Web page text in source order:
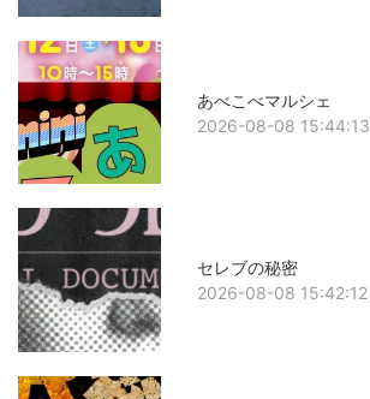
あべこべマルシェ
2026-08-08 15:44:13
セレブの秘密
2026-08-08 15:42:12